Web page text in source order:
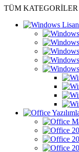
TÜM KATEGORİLER